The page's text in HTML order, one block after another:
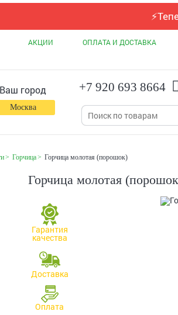
⚡
АКЦИИ ОПЛАТА И ДОСТАВКА
Ваш город
Москва
+7 920 693 8664
Горчица Горчица молотая (порошок)
Горчица молотая
Гарантия
качества
Доставка
Оплата